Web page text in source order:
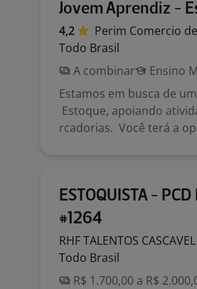
Jovem Aprendiz -
4,2 Perim Comercio
Todo Brasil
A combinar
Ensino
Estamos em busca de
Estoque, apoiando
rcadorias. Você terá a
ESTOQUISTA -
#1264
RHF TALENTOS
Todo Brasil
R$ 1.700,00 a R$